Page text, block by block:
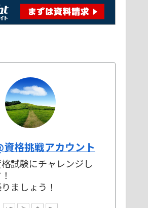
格挑戦アカウント
試験にチャレンジし
ましょう！